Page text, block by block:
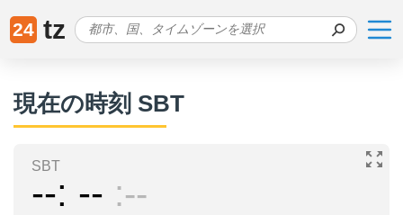
24 tz
現在の時刻 SBT
SBT
-- -- --